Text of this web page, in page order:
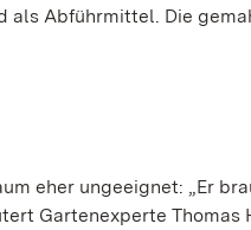
als Abführmittel. Die
eher ungeeignet: „Er
Gartenexperte Thomas